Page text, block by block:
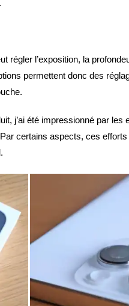
régler l’exposition, la
permettent donc des
j’ai été impressionné par
certains aspects, ces